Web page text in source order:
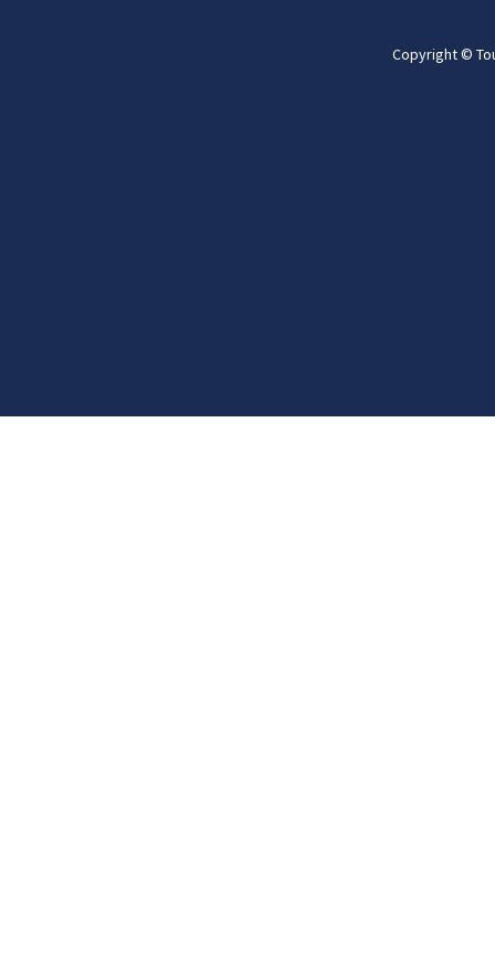
Copyright ©